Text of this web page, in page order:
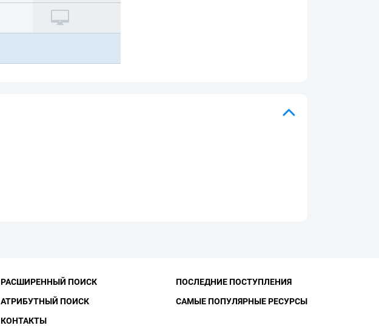
РАСШИРЕННЫЙ ПОИСК
АТРИБУТНЫЙ ПОИСК
КОНТАКТЫ
ПОСЛЕДНИЕ ПОСТУПЛЕНИЯ
САМЫЕ ПОПУЛЯРНЫЕ РЕСУРСЫ